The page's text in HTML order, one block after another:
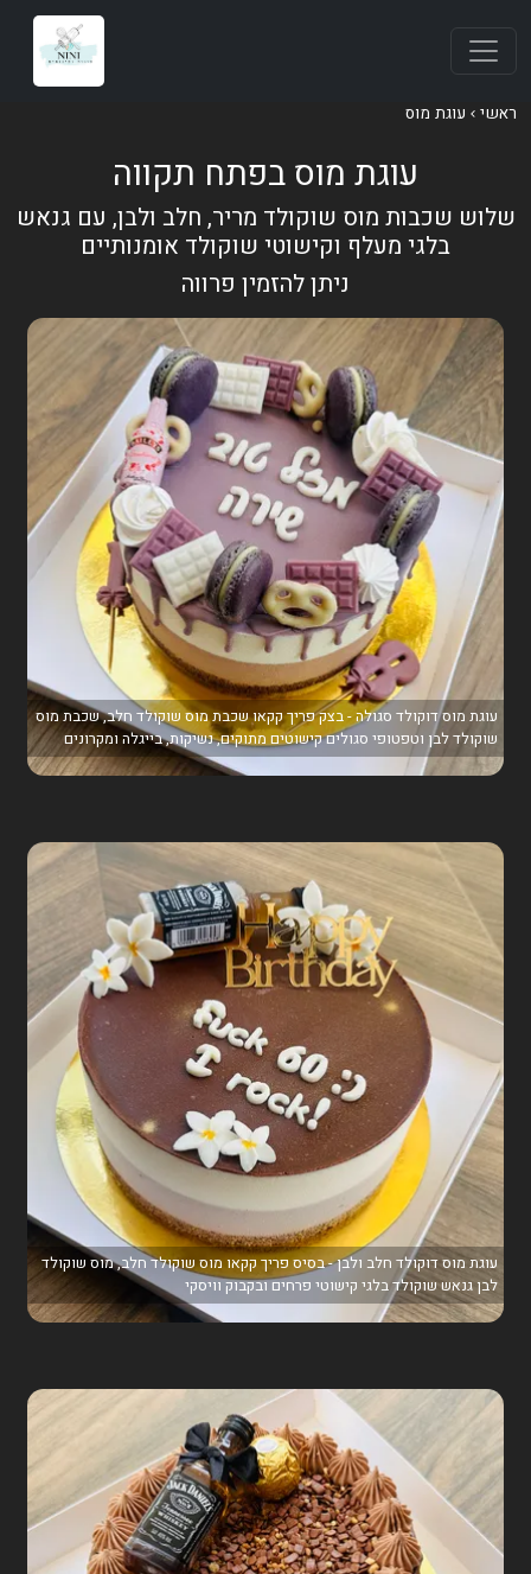
ראשי עוגת מוס
עוגת מוס בפתח תקווה
שלוש שכבות מוס שוקולד מריר, חלב ולבן, עם גנאש
בלגי מעלף וקישוטי שוקולד אומנותיים
ניתן להזמין פרווה
עוגת מוס דוקולד סגולה - בצק פריך קקאו שכבת מוס שוקולד חלב, שכבת מוס
שוקולד לבן וטפטופי סגולים קישוטים מתוקים, נשיקות, בייגלה ומקרונים
עוגת מוס דוקולד חלב ולבן - בסיס פריך קקאו מוס שוקולד חלב, מוס שוקולד
לבן גנאש שוקולד בלגי קישוטי פרחים ובקבוק וויסקי